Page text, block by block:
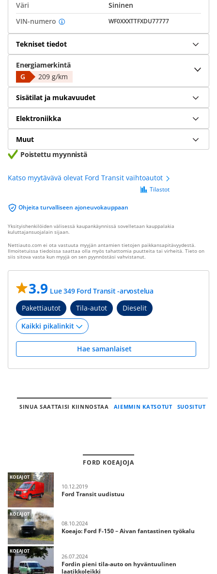
Väri
Sininen
VIN-numero
WF0XXXTTFXDU77777
Tekniset tiedot
Energiamerkintä
G
209 g/km
Sisätilat ja mukavuudet
Elektroniikka
Muut
Poistettu myynnistä
Katso myytävävä olevat Ford Transit vaihtoautot
Ohjeita turvalliseen ajoneuvokauppaan
Tilastot
Yksityishenkilöiden välisessä kaupankäynnissä sovelletaan kauppalakia
kuluttajansuojalain sijaan.
Nettiauto.com ei ota vastuuta myyjän antamien tietojen paikkansapitävyydestä.
Ilmoitetuissa tiedoissa saattaa olla myös tahattomia puutteita tai virheitä. Tieto on
siis sitova vasta kun myyjä on sen pyynnöstäsi vahvistanut.
3.9 Lue 349 Ford Transit -arvostelua
Pakettiautot
Tila-autot Dieselit
Hae samanlaiset
SINUA SAATTAISI KIINNOSTAA AIEMMIN KATSOTUT SUOSITUT
FORD KOEAJOJA
KOEAJOT
10.12.2019
Ford Transit uudistuu
KOEAJOT
08.10.2024
Koeajo: Ford F-150 – Aivan fantastinen työkalu
KOEAJOT
26.07.2024
Fordin pieni tila-auto on hyväntuulinen
laatikkoleikki